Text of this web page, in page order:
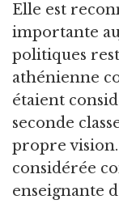
Elle est
importante
politiques
athénienne
étaient
seconde
propre
considérée
enseignante